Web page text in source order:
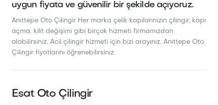
uygun fiyata ve güvenilir bir şekilde açıyoruz.
Anıttepe Oto Çilingir Her marka çelik kapılarınızın çilingir, kapı
açma, kilit değişimi gibi birçok hizmeti firmamızdan
alabilirsiniz. Acil çilingir hizmeti için bizi arayınız. Anıttepe Oto
Çilingir fiyatlarını öğrenebilirsiniz.
Esat Oto Çilingir